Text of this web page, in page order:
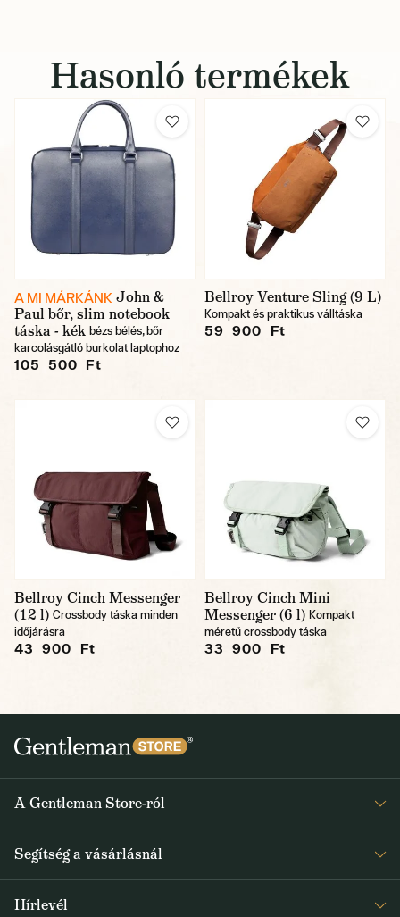
Hasonló termékek
A MI MÁRKÁNK John &
Paul bőr, slim notebook
táska - kék bézs bélés, bőr
karcolásgátló burkolat laptophoz
105 500 Ft
Bellroy Venture Sling (9 L)
Kompakt és praktikus válltáska
59 900 Ft
Bellroy Cinch Messenger
(12 l) Crossbody táska minden
időjárásra
43 900 Ft
Bellroy Cinch Mini
Messenger (6 l) Kompakt
méretű crossbody táska
33 900 Ft
A Gentleman Store-ról
Rólunk
Journal
Segítség a vásárlásnál
Hírlevél